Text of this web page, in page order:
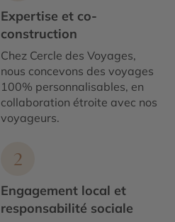
Expertise et co-
construction
Chez Cercle des Voyages,
nous concevons des voyages
100% personnalisables, en
collaboration étroite avec nos
voyageurs.
2
Engagement local et
responsabilité sociale